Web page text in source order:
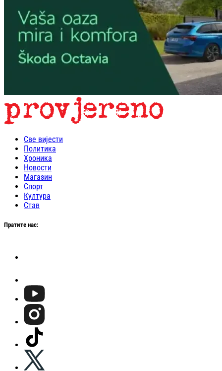
Све вијести
Политика
Хроника
Новости
Магазин
Спорт
Култура
Став
Пратите нас: